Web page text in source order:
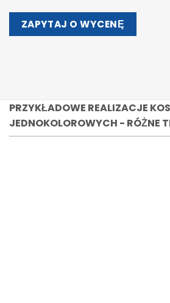
ZAPYTAJ O WYCENĘ
PRZYKŁADOWE REALIZACJE
JEDNOKOLOROWYCH - RÓŻNE